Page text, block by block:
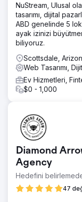
NuStream, Ulusal
tasarımı, dijital
ABD genelinde 5
ayak izinizi
biliyoruz.
Scottsdale,
Web Tasarımı,
Ev Hizmetleri,
$0 - 1,000
Diamond
Agency
Hedefini
47